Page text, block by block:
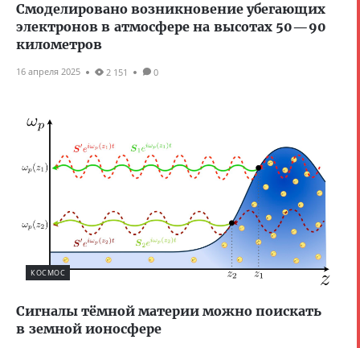
Смоделировано возникновение убегающих
электронов в атмосфере на высотах 50—90
километров
16 апреля 2025 2 151 0
КОСМОС
Сигналы тёмной материи можно поискать
в земной ионосфере